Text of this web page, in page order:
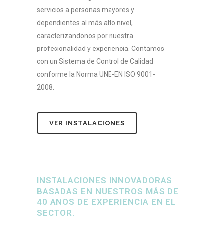
servicios a personas mayores y
dependientes al más alto nivel,
caracterizandonos por nuestra
profesionalidad y experiencia. Contamos
con un Sistema de Control de Calidad
conforme la Norma UNE-EN ISO 9001-
2008.
VER INSTALACIONES
INSTALACIONES INNOVADORAS
BASADAS EN NUESTROS MÁS DE
40 AÑOS DE EXPERIENCIA EN EL
SECTOR.